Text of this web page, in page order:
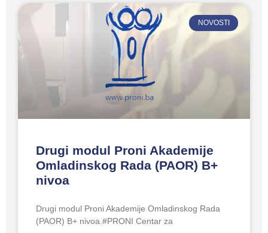
NOVOSTI
Drugi modul Proni Akademije
Omladinskog Rada (PAOR) B+
nivoa
Drugi modul Proni Akademije Omladinskog Rada
(PAOR) B+ nivoa.#PRONI Centar za